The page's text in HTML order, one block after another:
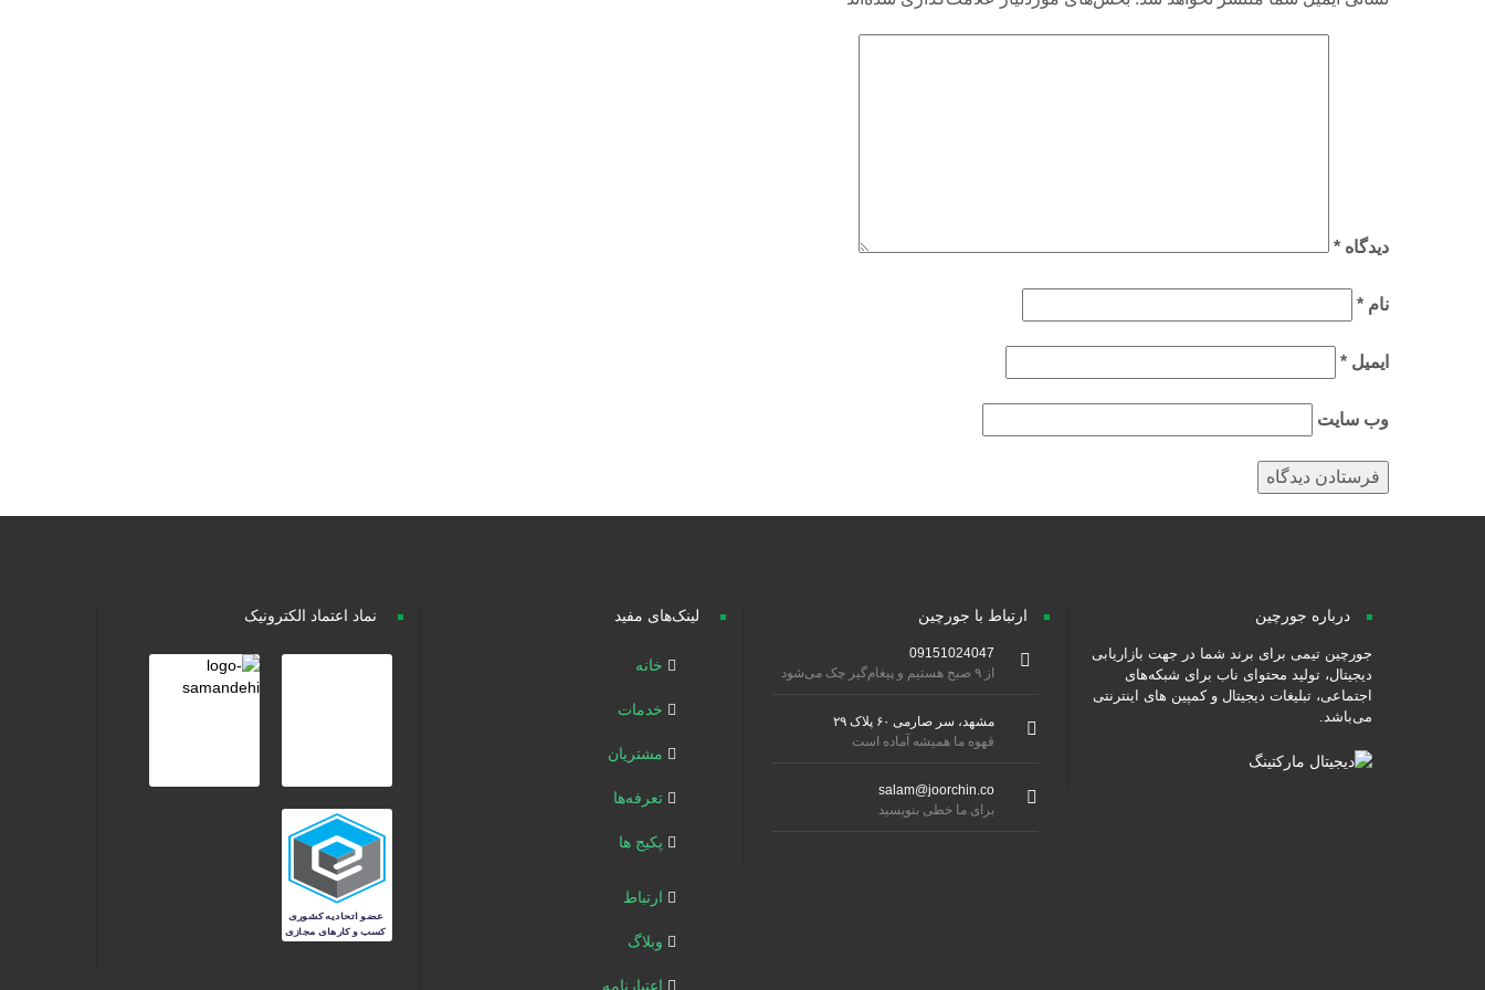
دیدگاه *
نام *
ایمیل *
وب‌ سایت
درباره جورچین
جورچین تیمی برای برند شما در جهت بازاریابی
دیجیتال، تولید محتوای ناب برای شبکه‌های
اجتماعی، تبلیغات دیجیتال و کمپین های اینترنتی
می‌باشد.
ارتباط با جورچین
09151024047
از ۹ صبح هستیم و پیغام‌گیر چک می‌شود
مشهد، سر صارمی ۶۰ پلاک ۲۹
قهوه ما همیشه آماده است
salam@joorchin.co
برای ما خطی بنویسید
لینک‌های مفید
خانه
خدمات
مشتریان
تعرفه‌ها
پکیج ها
ارتباط
وبلاگ
اعتبارنامه
نماد اعتماد الکترونیک